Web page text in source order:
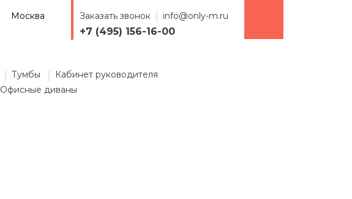
Москва Заказать звонок info@only-m.ru
+7 (495) 156-16-00
Тумбы
Кабинет руководителя
Офисные диваны